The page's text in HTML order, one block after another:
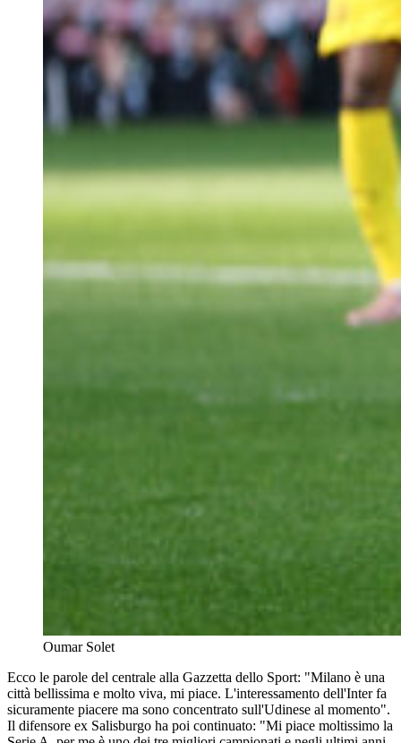
Oumar Solet
Ecco le parole del centrale alla Gazzetta dello Sport: "Milano è una
città bellissima e molto viva, mi piace. L'interessamento dell'Inter fa
sicuramente piacere ma sono concentrato sull'Udinese al momento".
Il difensore ex Salisburgo ha poi continuato: "Mi piace moltissimo la